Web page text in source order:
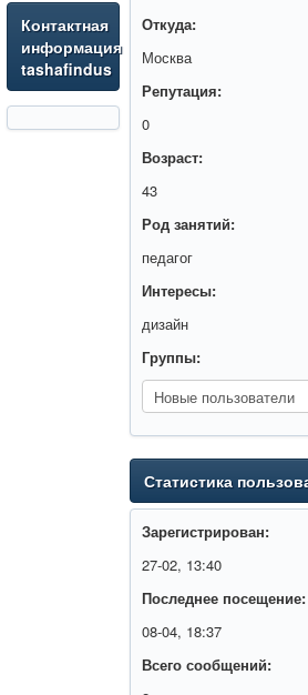
Контактная
информация
tashafindus
Откуда:
Москва
Репутация:
0
Возраст:
43
Род занятий:
педагог
Интересы:
дизайн
Группы:
Статистика
Зарегистрирован:
27-02, 13:40
Последнее посещение:
08-04, 18:37
Всего сообщений: